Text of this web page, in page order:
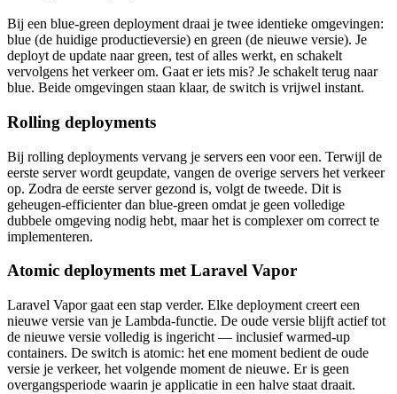
Bij een blue-green deployment draai je twee identieke omgevingen:
blue (de huidige productieversie) en green (de nieuwe versie). Je
deployt de update naar green, test of alles werkt, en schakelt
vervolgens het verkeer om. Gaat er iets mis? Je schakelt terug naar
blue. Beide omgevingen staan klaar, de switch is vrijwel instant.
Rolling deployments
Bij rolling deployments vervang je servers een voor een. Terwijl de
eerste server wordt geupdate, vangen de overige servers het verkeer
op. Zodra de eerste server gezond is, volgt de tweede. Dit is
geheugen-efficienter dan blue-green omdat je geen volledige
dubbele omgeving nodig hebt, maar het is complexer om correct te
implementeren.
Atomic deployments met Laravel Vapor
Laravel Vapor gaat een stap verder. Elke deployment creert een
nieuwe versie van je Lambda-functie. De oude versie blijft actief tot
de nieuwe versie volledig is ingericht — inclusief warmed-up
containers. De switch is atomic: het ene moment bedient de oude
versie je verkeer, het volgende moment de nieuwe. Er is geen
overgangsperiode waarin je applicatie in een halve staat draait.